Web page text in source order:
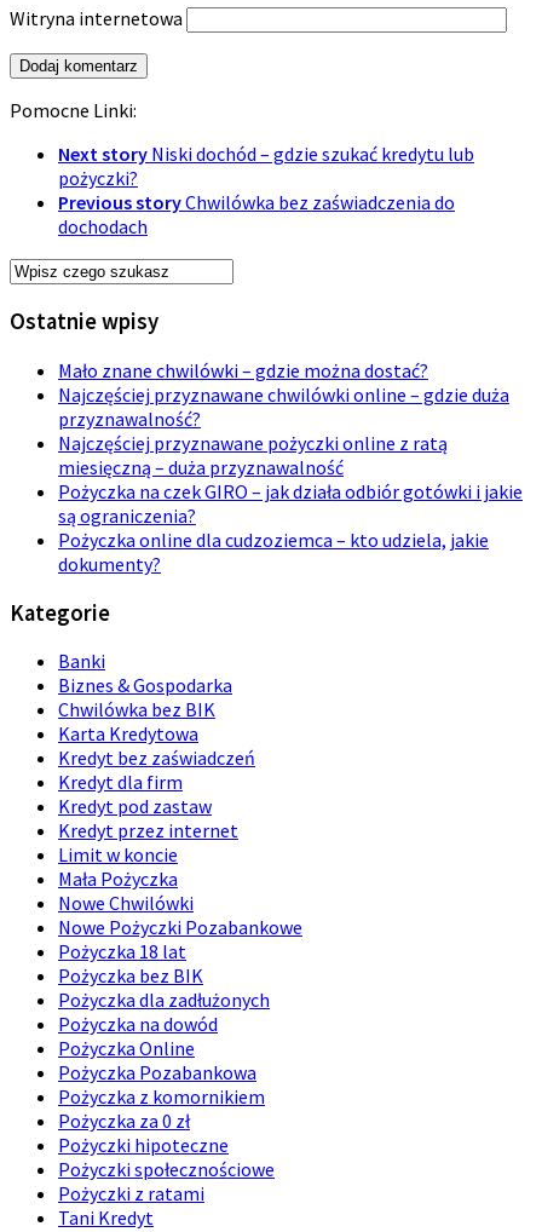
Witryna internetowa
Pomocne Linki:
Next story Niski dochód – gdzie szukać kredytu lub
pożyczki?
Previous storyChwilówka bez zaświadczenia do
dochodach
Ostatnie wpisy
Mało znane chwilówki – gdzie można dostać?
Najczęściej przyznawane chwilówki online – gdzie duża
przyznawalność?
Najczęściej przyznawane pożyczki online z ratą
miesięczną – duża przyznawalność
Pożyczka na czek GIRO – jak działa odbiór gotówki i jakie
są ograniczenia?
Pożyczka online dla cudzoziemca – kto udziela, jakie
dokumenty?
Kategorie
Banki
Biznes & Gospodarka
Chwilówka bez BIK
Karta Kredytowa
Kredyt bez zaświadczeń
Kredyt dla firm
Kredyt pod zastaw
Kredyt przez internet
Limit w koncie
Mała Pożyczka
Nowe Chwilówki
Nowe Pożyczki Pozabankowe
Pożyczka 18 lat
Pożyczka bez BIK
Pożyczka dla zadłużonych
Pożyczka na dowód
Pożyczka Online
Pożyczka Pozabankowa
Pożyczka z komornikiem
Pożyczka za 0 zł
Pożyczki hipoteczne
Pożyczki społecznościowe
Pożyczki z ratami
Tani Kredyt